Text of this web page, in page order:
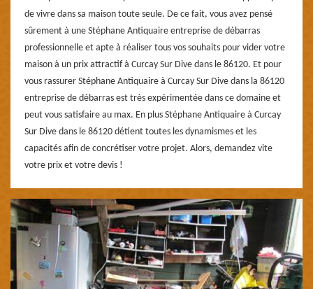
de vivre dans sa maison toute seule. De ce fait, vous avez pensé
sûrement à une Stéphane Antiquaire entreprise de débarras
professionnelle et apte à réaliser tous vos souhaits pour vider votre
maison à un prix attractif à Curcay Sur Dive dans le 86120. Et pour
vous rassurer Stéphane Antiquaire à Curcay Sur Dive dans la 86120
entreprise de débarras est très expérimentée dans ce domaine et
peut vous satisfaire au max. En plus Stéphane Antiquaire à Curcay
Sur Dive dans le 86120 détient toutes les dynamismes et les
capacités afin de concrétiser votre projet. Alors, demandez vite
votre prix et votre devis !